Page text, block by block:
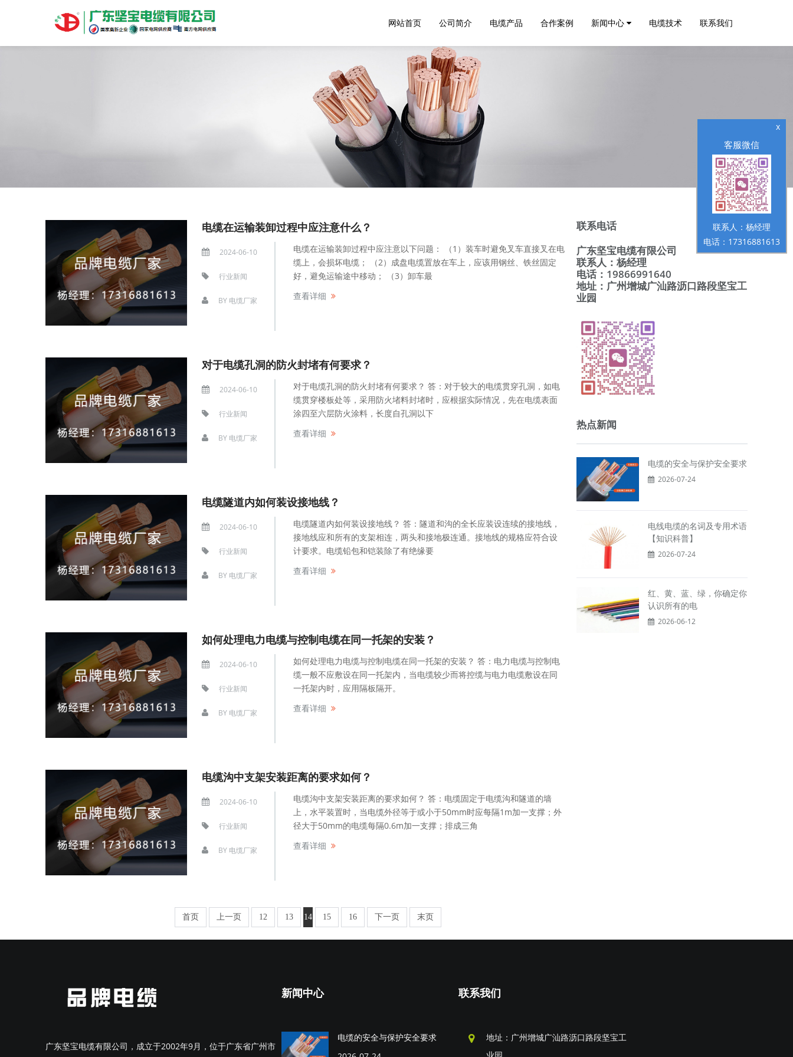
网站首页 公司简介 电缆产品 合作案例 新闻中心 电缆技术 联系我们
电缆在运输装卸过程中应注意什么？
2024-06-10
行业新闻
BY 电缆厂家
电缆在运输装卸过程中应注意以下问题： （1）装车时避免叉车直接叉在电
缆上，会损坏电缆； （2）成盘电缆置放在车上，应该用钢丝、铁丝固定
好，避免运输途中移动； （3）卸车最
查看详细
对于电缆孔洞的防火封堵有何要求？
2024-06-10
行业新闻
BY 电缆厂家
对于电缆孔洞的防火封堵有何要求？ 答：对于较大的电缆贯穿孔洞，如电
缆贯穿楼板处等，采用防火堵料封堵时，应根据实际情况，先在电缆表面
涂四至六层防火涂料，长度自孔洞以下
查看详细
电缆隧道内如何装设接地线？
2024-06-10
行业新闻
BY 电缆厂家
电缆隧道内如何装设接地线？ 答：隧道和沟的全长应装设连续的接地线，
接地线应和所有的支架相连，两头和接地极连通。接地线的规格应符合设
计要求。电缆铅包和铠装除了有绝缘要
查看详细
如何处理电力电缆与控制电缆在同一托架的安装？
2024-06-10
行业新闻
BY 电缆厂家
如何处理电力电缆与控制电缆在同一托架的安装？ 答：电力电缆与控制电
缆一般不应敷设在同一托架内，当电缆较少而将控缆与电力电缆敷设在同
一托架内时，应用隔板隔开。
查看详细
电缆沟中支架安装距离的要求如何？
2024-06-10
行业新闻
BY 电缆厂家
电缆沟中支架安装距离的要求如何？ 答：电缆固定于电缆沟和隧道的墙
上，水平装置时，当电缆外径等于或小于50mm时应每隔1m加一支撑；外
径大于50mm的电缆每隔0.6m加一支撑；排成三角
查看详细
首页 上一页 12 13 14 15 16 下一页 末页
联系电话
广东坚宝电缆有限公司
联系人：杨经理
电话：19866991640
地址：广州增城广汕路沥口路段坚宝工
业园
热点新闻
电缆的安全与保护安全要求
2026-07-24
电线电缆的名词及专用术语
【知识科普】
2026-07-24
红、黄、蓝、绿，你确定你
认识所有的电
2026-06-12
广东坚宝电缆有限公司，成立于2002年9月，位于广东省广州市
新闻中心
电缆的安全与保护安全要求
联系我们
地址：广州增城广汕路沥口路段坚宝工
x
客服微信
联系人：杨经理
电话：17316881613